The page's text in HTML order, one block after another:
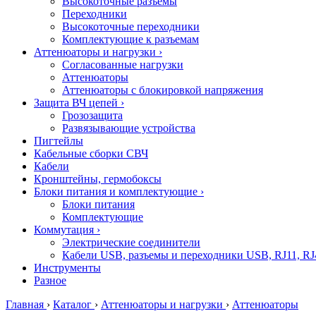
Переходники
Высокоточные переходники
Комплектующие к разъемам
Аттенюаторы и нагрузки ›
Согласованные нагрузки
Аттенюаторы
Аттенюаторы с блокировкой напряжения
Защита ВЧ цепей ›
Грозозащита
Развязывающие устройства
Пигтейлы
Кабельные сборки СВЧ
Кабели
Кронштейны, гермобоксы
Блоки питания и комплектующие ›
Блоки питания
Комплектующие
Коммутация ›
Электрические соединители
Кабели USB, разъемы и переходники USB, RJ11,
Инструменты
Разное
Главная › Каталог › Аттенюаторы и нагрузки › Аттенюаторы